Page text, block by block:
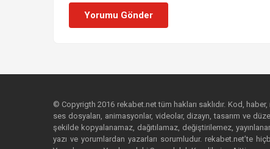
Yorumu Gönder
© Copyrigth 2016 rekabet.net tüm hakları saklıdır. Kod,
ses dosyaları, animasyonlar, videolar, dizayn, tasarım ve
şekilde kopyalanamaz, dağıtılamaz, değiştirilemez,
yazı ve yorumlardan yazarları sorumludur. rekabet.net’te